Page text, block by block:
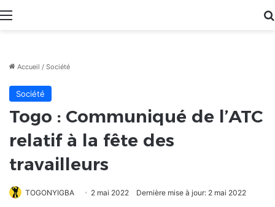
Menu
Accueil / Société
Société
Togo : Communiqué de l’ATC
relatif à la fête des
travailleurs
TOGONYIGBA 2 mai 2022 Dernière mise à jour: 2 mai 2022